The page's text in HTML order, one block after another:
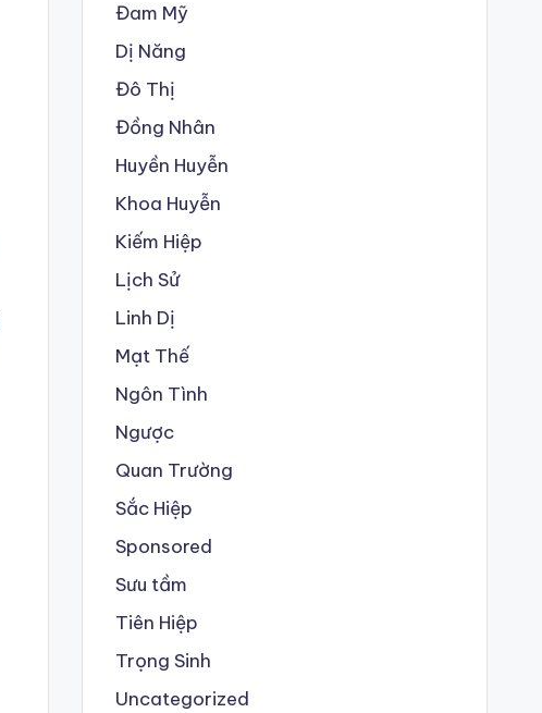
Đam Mỹ
Dị Năng
Đô Thị
Đồng Nhân
Huyền Huyễn
Khoa Huyễn
Kiếm Hiệp
Lịch Sử
Linh Dị
Mạt Thế
Ngôn Tình
Ngược
Quan Trường
Sắc Hiệp
Sponsored
Sưu tầm
Tiên Hiệp
Trọng Sinh
Uncategorized